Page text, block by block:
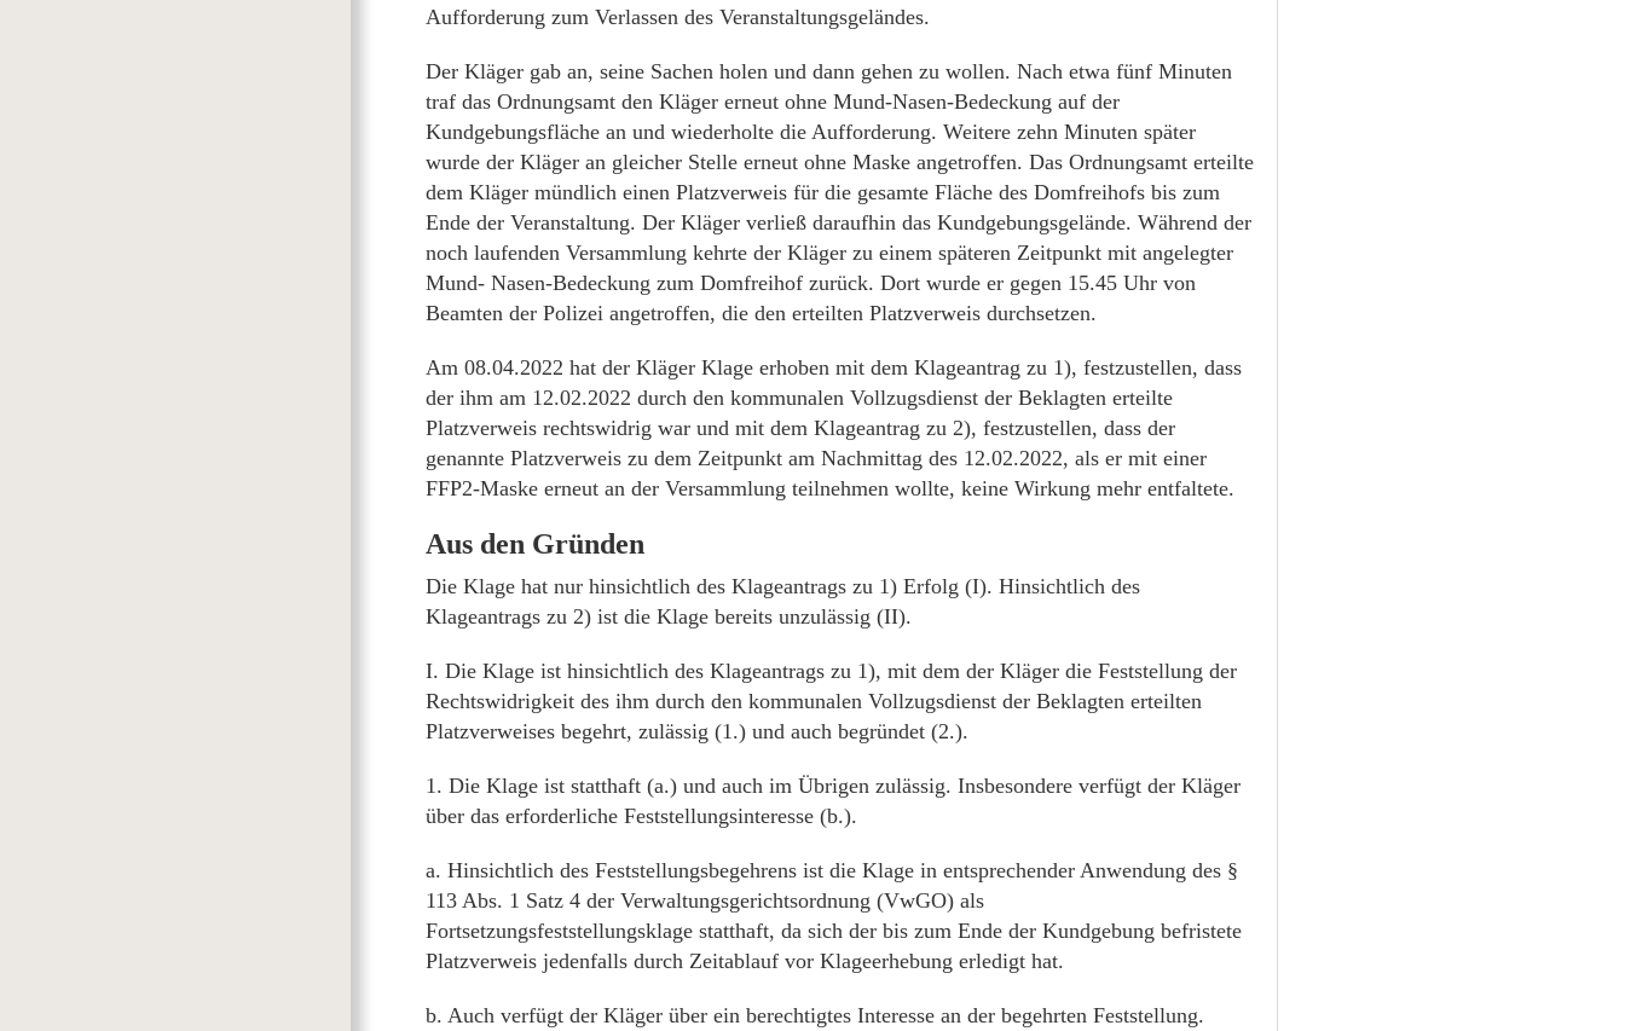
Aufforderung zum Verlassen des Veranstaltungsgeländes.
Der Kläger gab an, seine Sachen holen und dann gehen zu wollen. Nach etwa fünf Minuten
traf das Ordnungsamt den Kläger erneut ohne Mund-Nasen-Bedeckung auf der
Kundgebungsfläche an und wiederholte die Aufforderung. Weitere zehn Minuten später
wurde der Kläger an gleicher Stelle erneut ohne Maske angetroffen. Das Ordnungsamt erteilte
dem Kläger mündlich einen Platzverweis für die gesamte Fläche des Domfreihofs bis zum
Ende der Veranstaltung. Der Kläger verließ daraufhin das Kundgebungsgelände. Während der
noch laufenden Versammlung kehrte der Kläger zu einem späteren Zeitpunkt mit angelegter
Mund- Nasen-Bedeckung zum Domfreihof zurück. Dort wurde er gegen 15.45 Uhr von
Beamten der Polizei angetroffen, die den erteilten Platzverweis durchsetzen.
Am 08.04.2022 hat der Kläger Klage erhoben mit dem Klageantrag zu 1), festzustellen, dass
der ihm am 12.02.2022 durch den kommunalen Vollzugsdienst der Beklagten erteilte
Platzverweis rechtswidrig war und mit dem Klageantrag zu 2), festzustellen, dass der
genannte Platzverweis zu dem Zeitpunkt am Nachmittag des 12.02.2022, als er mit einer
FFP2-Maske erneut an der Versammlung teilnehmen wollte, keine Wirkung mehr entfaltete.
Aus den Gründen
Die Klage hat nur hinsichtlich des Klageantrags zu 1) Erfolg (I). Hinsichtlich des
Klageantrags zu 2) ist die Klage bereits unzulässig (II).
I. Die Klage ist hinsichtlich des Klageantrags zu 1), mit dem der Kläger die Feststellung der
Rechtswidrigkeit des ihm durch den kommunalen Vollzugsdienst der Beklagten erteilten
Platzverweises begehrt, zulässig (1.) und auch begründet (2.).
1. Die Klage ist statthaft (a.) und auch im Übrigen zulässig. Insbesondere verfügt der Kläger
über das erforderliche Feststellungsinteresse (b.).
a. Hinsichtlich des Feststellungsbegehrens ist die Klage in entsprechender Anwendung des §
113 Abs. 1 Satz 4 der Verwaltungsgerichtsordnung (VwGO) als
Fortsetzungsfeststellungsklage statthaft, da sich der bis zum Ende der Kundgebung befristete
Platzverweis jedenfalls durch Zeitablauf vor Klageerhebung erledigt hat.
b. Auch verfügt der Kläger über ein berechtigtes Interesse an der begehrten Feststellung.